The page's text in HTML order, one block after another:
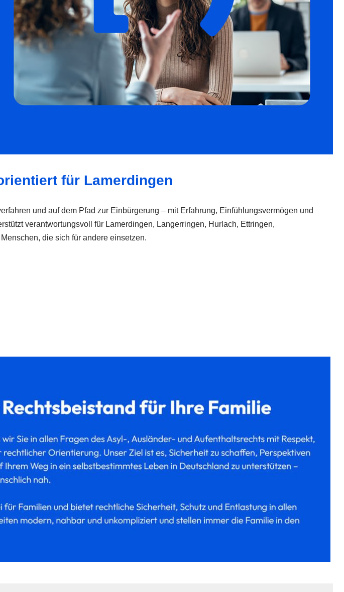
für Lamerdingen
und auf dem Pfad zur Einbürgerung – mit Erfahrung, Einfühlungsvermögen und
verantwortungsvoll für Lamerdingen, Langerringen, Hurlach, Ettringen,
die sich für andere einsetzen.